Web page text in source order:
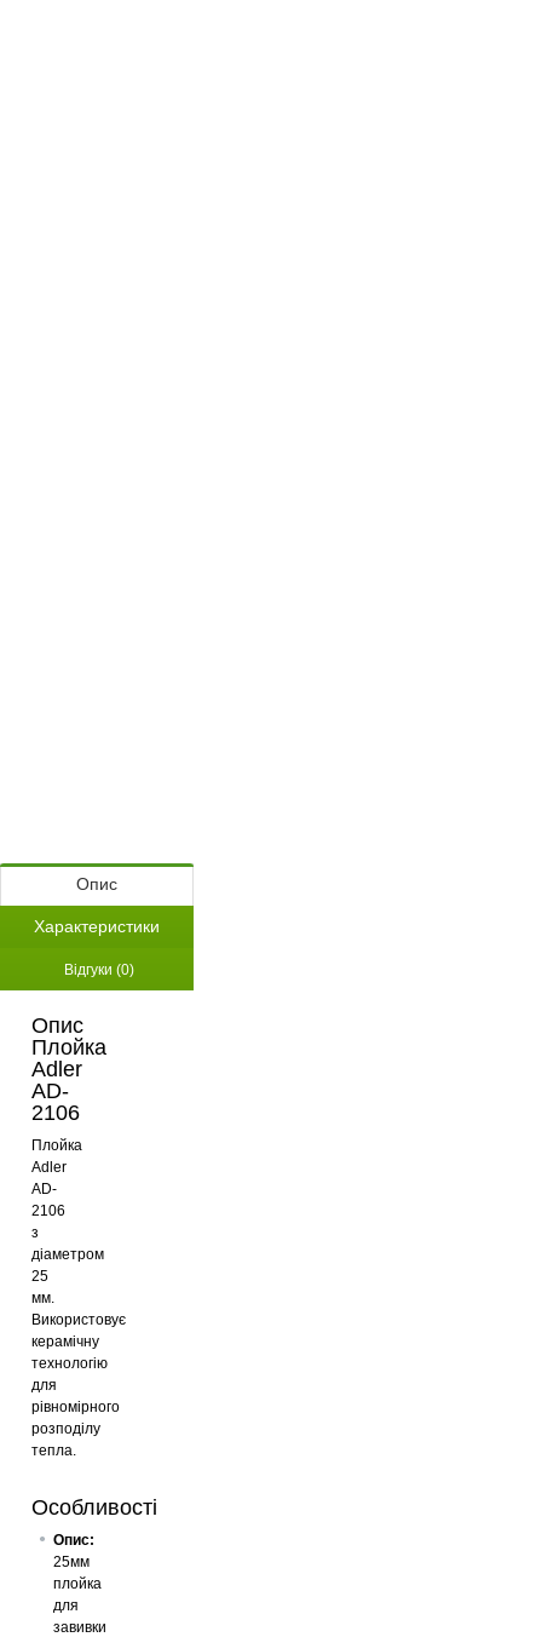
Опис
Характеристики
Відгуки (0)
Опис
Плойка
Adler
AD-
2106
Плойка
Adler
AD-
2106
з
діаметром
25
мм.
Використовує
керамічну
технологію
для
рівномірного
розподілу
тепла.
Особливості
Опис:
25мм
плойка
для
завивки